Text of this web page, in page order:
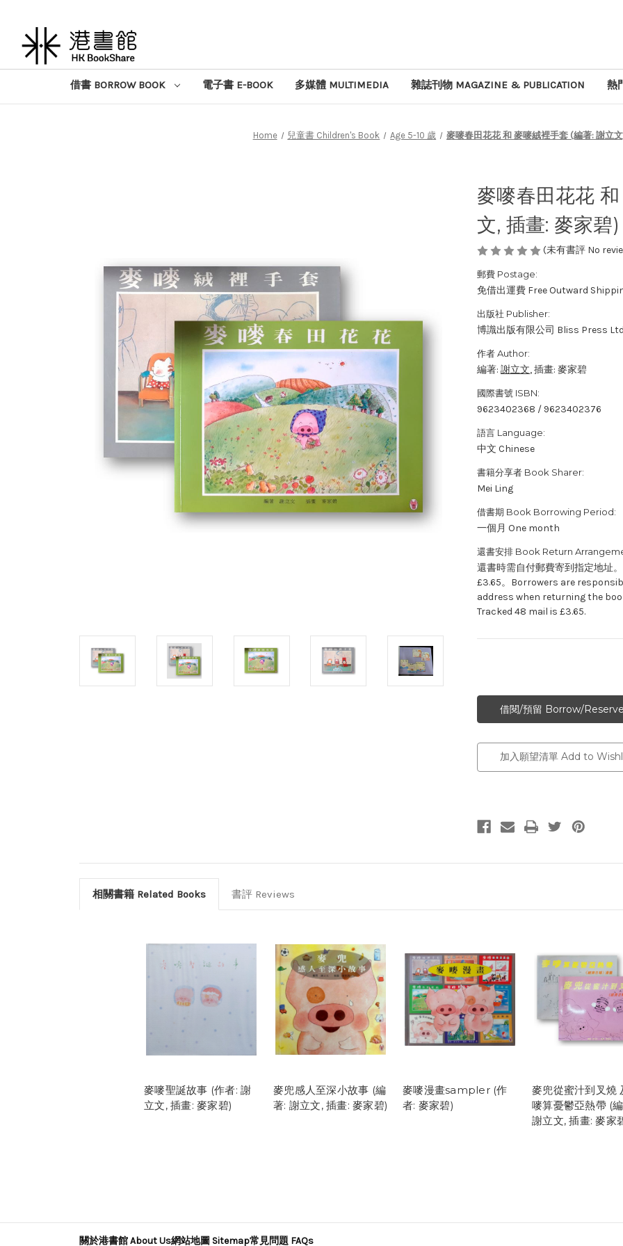
借書 BORROW BOOK 電子書 E-BOOK 多媒體 MULTIMEDIA 雜誌刊物 MAGAZINE & PUBLICATION 熱
Home 兒童書 Children's Book Age 5-10 歲 麥嘜春田花花 和 麥嘜絨裡手套 (編著: 謝立
麥嘜春田花花
文, 插畫: 麥家碧)
(未有書評 No
郵費 Postage:
免借出運費 Free Outward
出版社 Publisher:
博識出版有限公司 Bliss Press
作者 Author:
編著: 謝立文, 插畫: 麥家碧
國際書號 ISBN:
9623402368 / 9623402376
語言 Language:
中文 Chinese
書籍分享者 Book Sharer:
Mei Ling
借書期 Book Borrowing Period:
一個月 One month
還書安排 Book Return
還書時需自付郵費寄到指定地址
£3.65。Borrowers are
address when returning the
Tracked 48 mail is £3.65.
加入願望清單 Add to
相關書籍 Related Books 書評 Reviews
麥嘜聖誕故事 (作者: 謝
立文, 插畫: 麥家碧)
麥兜感人至深小故事 (編
著: 謝立文, 插畫: 麥家碧)
麥嘜漫畫sampler (作
者: 麥家碧)
麥兜從蜜汁到叉燒
嘜算憂鬱亞熱帶 (
謝立文, 插畫: 麥家
關於港書館 About Us網站地圖 Sitemap常見問題 FAQs